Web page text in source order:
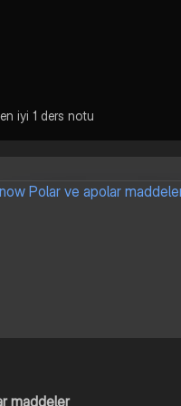
iyi 1 ders notu
maddeler